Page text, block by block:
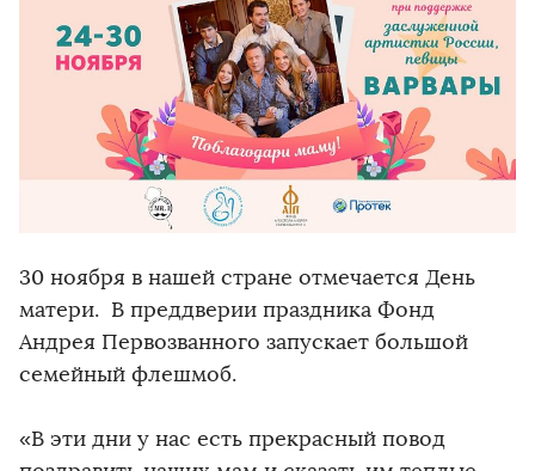
30 ноября в нашей стране отмечается День
матери. В преддверии праздника Фонд
Андрея Первозванного запускает большой
семейный флешмоб.
«В эти дни у нас есть прекрасный повод